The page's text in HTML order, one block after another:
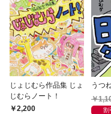
じょじむら作品集 じょ
じむらノート！
2,200
うつ
割